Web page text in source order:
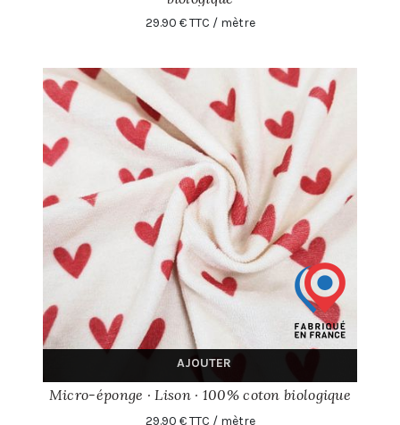
29.90 € TTC / mètre
AJOUTER
Micro-éponge · Lison · 100% coton biologique
29.90 € TTC / mètre